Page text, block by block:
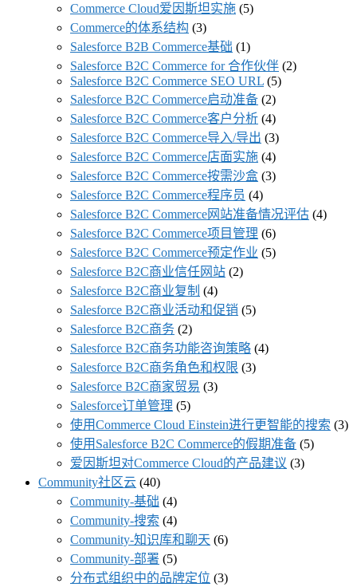
Commerce Cloud爱因斯坦实施 (5)
Commerce的体系结构 (3)
Salesforce B2B Commerce基础 (1)
Salesforce B2C Commerce for 合作伙伴 (2)
Salesforce B2C Commerce SEO URL (5)
Salesforce B2C Commerce启动准备 (2)
Salesforce B2C Commerce客户分析 (4)
Salesforce B2C Commerce导入/导出 (3)
Salesforce B2C Commerce店面实施 (4)
Salesforce B2C Commerce按需沙盒 (3)
Salesforce B2C Commerce程序员 (4)
Salesforce B2C Commerce网站准备情况评估 (4)
Salesforce B2C Commerce项目管理 (6)
Salesforce B2C Commerce预定作业 (5)
Salesforce B2C商业信任网站 (2)
Salesforce B2C商业复制 (4)
Salesforce B2C商业活动和促销 (5)
Salesforce B2C商务 (2)
Salesforce B2C商务功能咨询策略 (4)
Salesforce B2C商务角色和权限 (3)
Salesforce B2C商家贸易 (3)
Salesforce订单管理 (5)
使用Commerce Cloud Einstein进行更智能的搜索 (3)
使用Salesforce B2C Commerce的假期准备 (5)
爱因斯坦对Commerce Cloud的产品建议 (3)
Community社区云 (40)
Community-基础 (4)
Community-搜索 (4)
Community-知识库和聊天 (6)
Community-部署 (5)
分布式组织中的品牌定位 (3)